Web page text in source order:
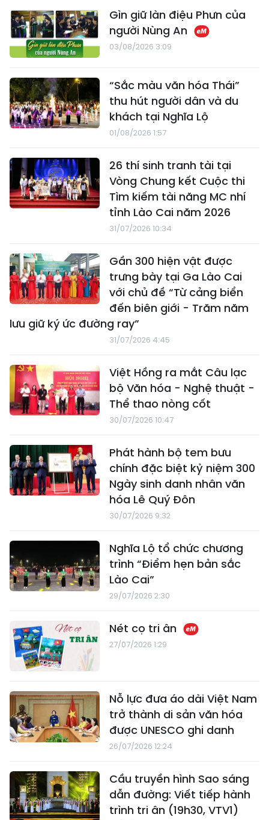
Gìn giữ làn điệu Phưn của
người Nùng An
03/08/2026 3:09
“Sắc màu văn hóa Thái”
thu hút người dân và du
khách tại Nghĩa Lộ
01/08/2026 1:57
26 thí sinh tranh tài tại
Vòng Chung kết Cuộc thi
Tìm kiếm tài năng MC nhí
tỉnh Lào Cai năm 2026
31/07/2026 10:34
Gần 300 hiện vật được
trưng bày tại Ga Lào Cai
với chủ đề “Từ cảng biển
đến biên giới - Trăm năm
lưu giữ ký ức đường ray”
31/07/2026 4:45
Việt Hồng ra mắt Câu lạc
bộ Văn hóa - Nghệ thuật -
Thể thao nòng cốt
30/07/2026 10:47
Phát hành bộ tem bưu
chính đặc biệt kỷ niệm 300
Ngày sinh danh nhân văn
hóa Lê Quý Đôn
30/07/2026 9:32
Nghĩa Lộ tổ chức chương
trình “Điểm hẹn bản sắc
Lào Cai”
29/07/2026 2:30
Nét cọ tri ân
27/07/2026 1:29
Nỗ lực đưa áo dài Việt Nam
trở thành di sản văn hóa
được UNESCO ghi danh
26/07/2026 12:24
Cầu truyền hình Sao sáng
dẫn đường: Viết tiếp hành
trình tri ân (19h30, VTV1)